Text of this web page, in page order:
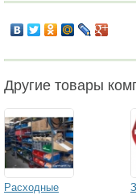
Другие товары
Расходные